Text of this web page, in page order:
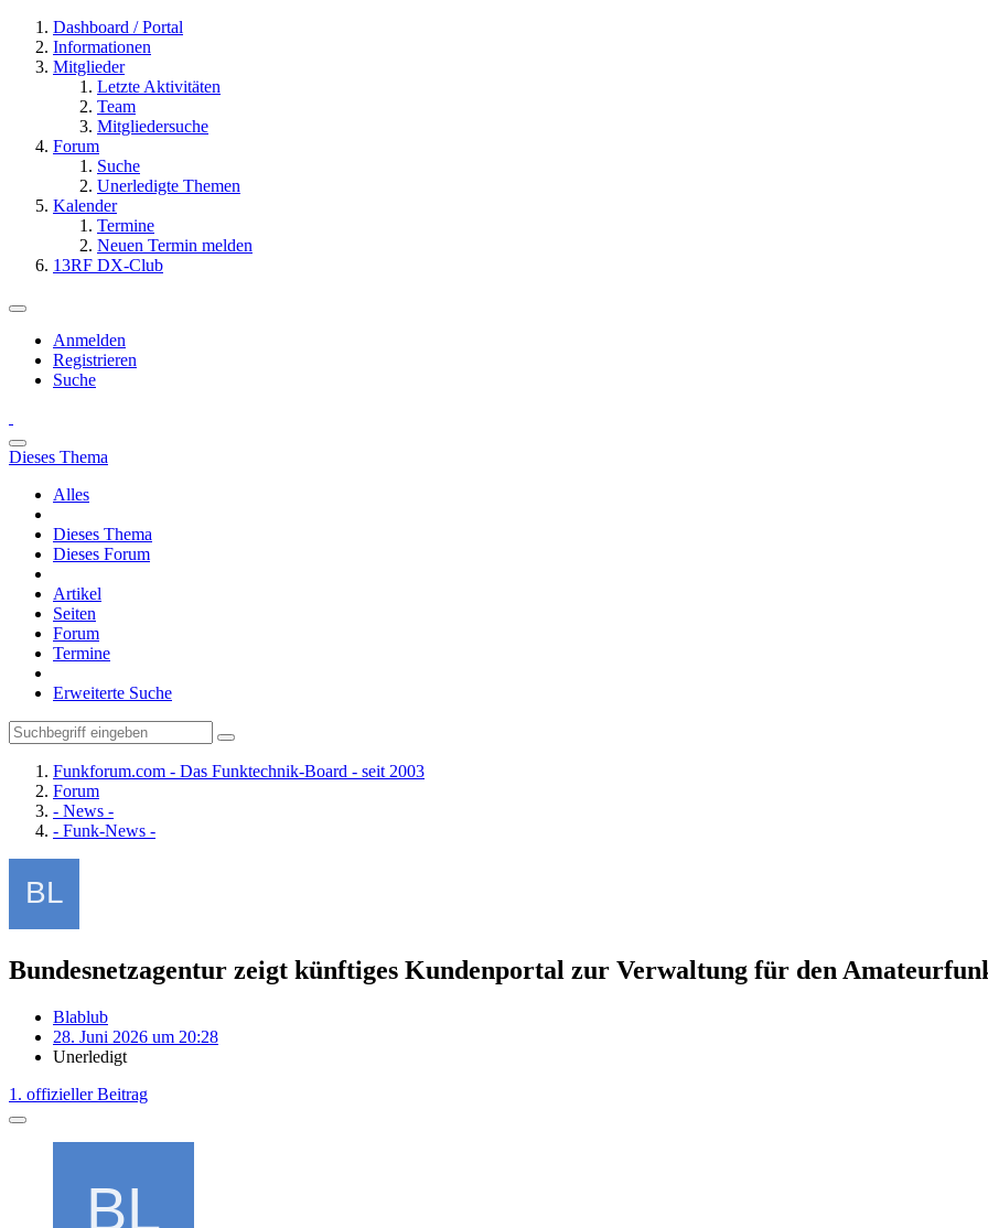
Dashboard / Portal
Informationen
Mitglieder
Letzte Aktivitäten
Team
Mitgliedersuche
Forum
Suche
Unerledigte Themen
Kalender
Termine
Neuen Termin melden
13RF DX-Club
Anmelden
Registrieren
Suche
Dieses Thema
Alles
Dieses Thema
Dieses Forum
Artikel
Seiten
Forum
Termine
Erweiterte Suche
Funkforum.com - Das Funktechnik-Board - seit 2003
Forum
- News -
- Funk-News -
Bundesnetzagentur zeigt künftiges Kundenportal zur Verwaltung für den
Blablub
28. Juni 2026 um 20:28
Unerledigt
1. offizieller Beitrag